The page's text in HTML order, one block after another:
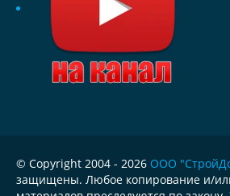
© Copyright 2004 - 2026 ООО
защищены. Любое копирование и/